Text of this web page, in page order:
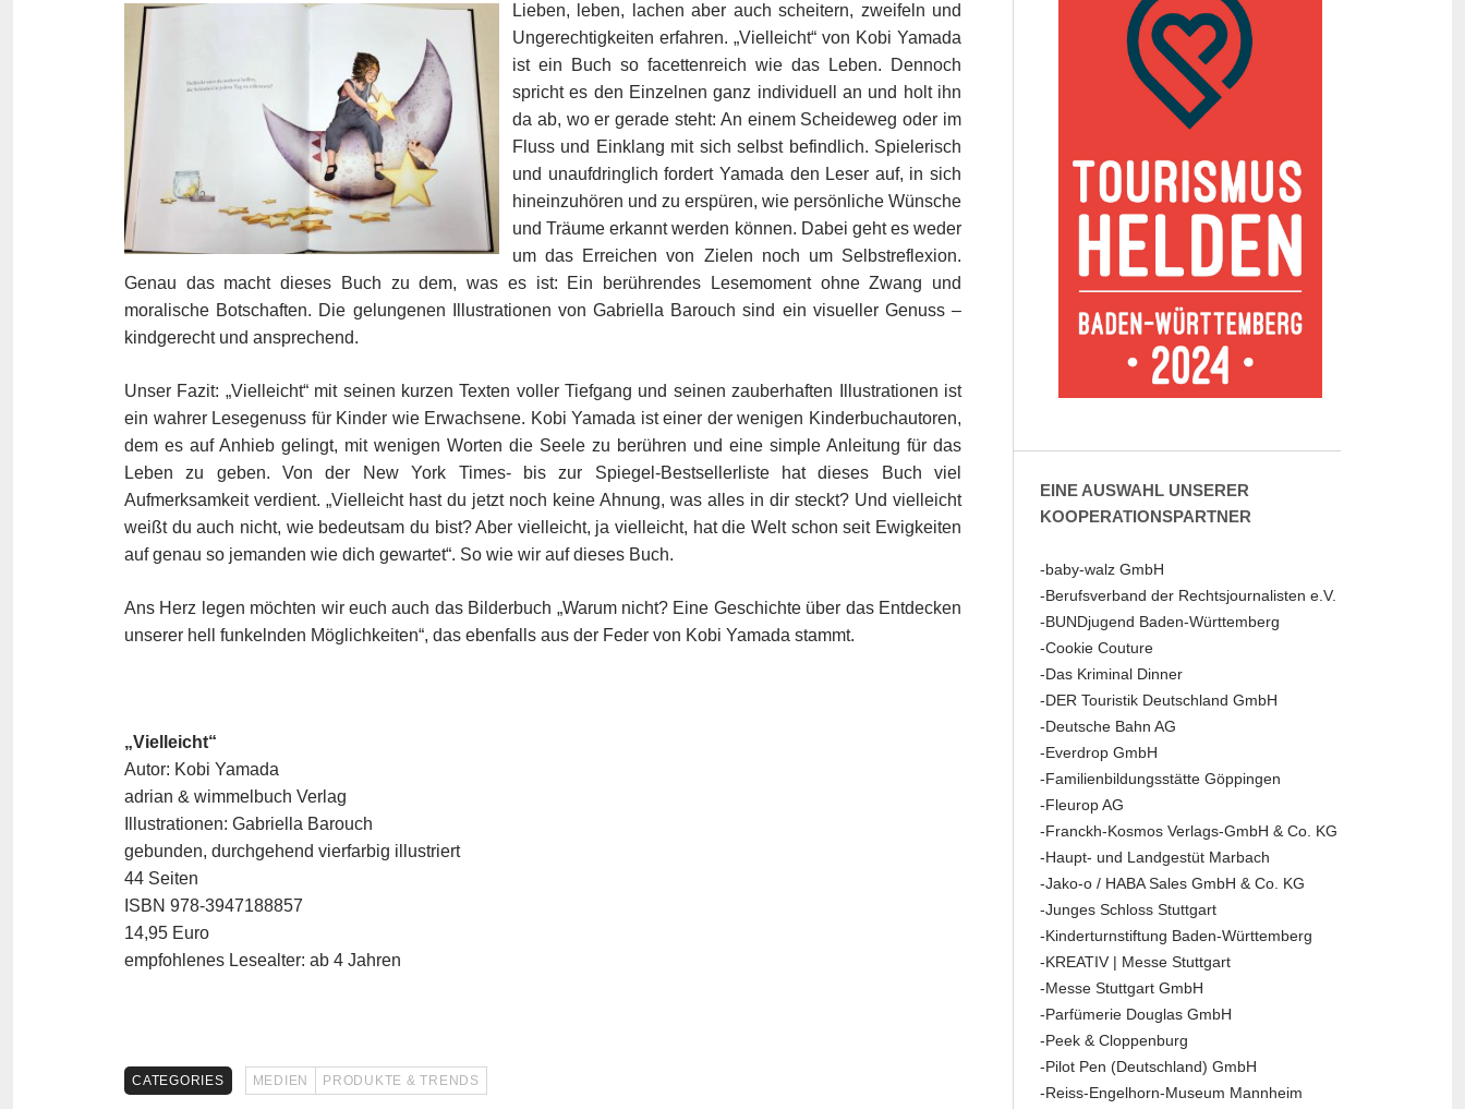
Lieben, leben, lachen aber auch scheitern, zweifeln und
Ungerechtigkeiten erfahren. „Vielleicht“ von Kobi Yamada
ist ein Buch so facettenreich wie das Leben. Dennoch
spricht es den Einzelnen ganz individuell an und holt ihn
da ab, wo er gerade steht: An einem Scheideweg oder im
Fluss und Einklang mit sich selbst befindlich. Spielerisch
und unaufdringlich fordert Yamada den Leser auf, in sich
hineinzuhören und zu erspüren, wie persönliche Wünsche
und Träume erkannt werden können. Dabei geht es weder
um das Erreichen von Zielen noch um Selbstreflexion.
Genau das macht dieses Buch zu dem, was es ist: Ein berührendes Lesemoment ohne Zwang und
moralische Botschaften. Die gelungenen Illustrationen von Gabriella Barouch sind ein visueller Genuss –
kindgerecht und ansprechend.
Unser Fazit: „Vielleicht“ mit seinen kurzen Texten voller Tiefgang und seinen zauberhaften Illustrationen ist
ein wahrer Lesegenuss für Kinder wie Erwachsene. Kobi Yamada ist einer der wenigen Kinderbuchautoren,
dem es auf Anhieb gelingt, mit wenigen Worten die Seele zu berühren und eine simple Anleitung für das
Leben zu geben. Von der New York Times- bis zur Spiegel-Bestsellerliste hat dieses Buch viel
Aufmerksamkeit verdient. „Vielleicht hast du jetzt noch keine Ahnung, was alles in dir steckt? Und vielleicht
weißt du auch nicht, wie bedeutsam du bist? Aber vielleicht, ja vielleicht, hat die Welt schon seit Ewigkeiten
auf genau so jemanden wie dich gewartet“. So wie wir auf dieses Buch.
Ans Herz legen möchten wir euch auch das Bilderbuch „Warum nicht? Eine Geschichte über das Entdecken
unserer hell funkelnden Möglichkeiten“, das ebenfalls aus der Feder von Kobi Yamada stammt.
„Vielleicht“
Autor: Kobi Yamada
adrian & wimmelbuch Verlag
Illustrationen: Gabriella Barouch
gebunden, durchgehend vierfarbig illustriert
44 Seiten
ISBN 978-3947188857
14,95 Euro
empfohlenes Lesealter: ab 4 Jahren
CATEGORIES MEDIEN PRODUKTE & TRENDS
EINE AUSWAHL UNSERER
KOOPERATIONSPARTNER
-baby-walz GmbH
-Berufsverband der Rechtsjournalisten e.V.
-BUNDjugend Baden-Württemberg
-Cookie Couture
-Das Kriminal Dinner
-DER Touristik Deutschland GmbH
-Deutsche Bahn AG
-Everdrop GmbH
-Familienbildungsstätte Göppingen
-Fleurop AG
-Franckh-Kosmos Verlags-GmbH & Co. KG
-Haupt- und Landgestüt Marbach
-Jako-o / HABA Sales GmbH & Co. KG
-Junges Schloss Stuttgart
-Kinderturnstiftung Baden-Württemberg
-KREATIV | Messe Stuttgart
-Messe Stuttgart GmbH
-Parfümerie Douglas GmbH
-Peek & Cloppenburg
-Pilot Pen (Deutschland) GmbH
-Reiss-Engelhorn-Museum Mannheim